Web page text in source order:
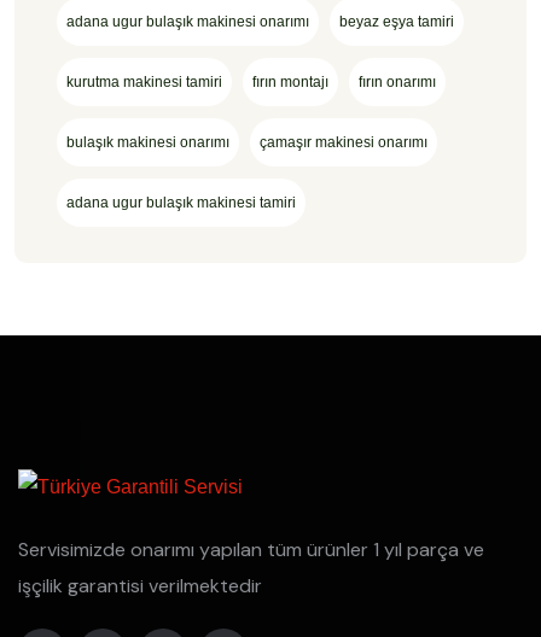
adana ugur bulaşık makinesi onarımı beyaz eşya tamiri
kurutma makinesi tamiri fırın montajı fırın onarımı
bulaşık makinesi onarımı çamaşır makinesi onarımı
adana ugur bulaşık makinesi tamiri
Servisimizde onarımı yapılan tüm ürünler 1 yıl parça ve
işçilik garantisi verilmektedir